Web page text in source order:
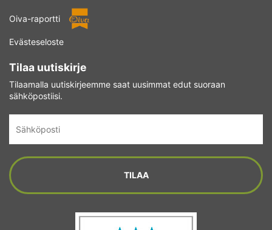
Oiva-raportti
Evästeseloste
Tilaa uutiskirje
Tilaamalla uutiskirjeemme saat uusimmat edut suoraan
sähköpostiisi.